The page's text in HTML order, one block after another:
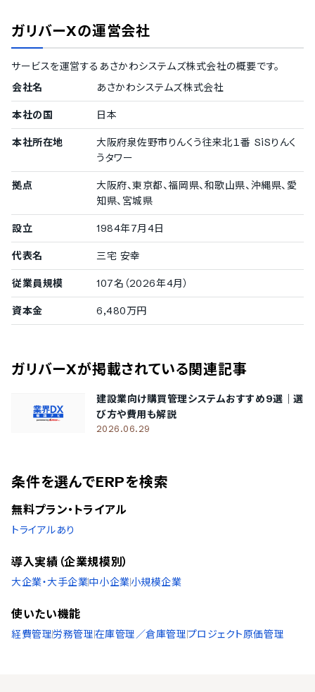
ガリバーXの運営会社
サービスを運営する あさかわシステムズ株式会社の概要です。
会社名
あさかわシステムズ株式会社
本社の国 日本
本社所在地
大阪府泉佐野市りんくう往来北１番 SiSりんく
うタワー
拠点
大阪府、東京都、福岡県、和歌山県、沖縄県、愛
知県、宮城県
設立 1984年7月4日
代表名 三宅 安幸
従業員規模 107名（2026年4月）
資本金 6,480万円
ガリバーXが掲載されている関連記事
建設業向け購買管理システムおすすめ9選｜選
び方や費用も解説
2026.06.29
条件を選んでERPを検索
無料プラン・トライアル
トライアルあり
導入実績（企業規模別）
大企業・大手企業中小企業小規模企業
使いたい機能
経費管理労務管理在庫管理／倉庫管理プロジェクト原価管理